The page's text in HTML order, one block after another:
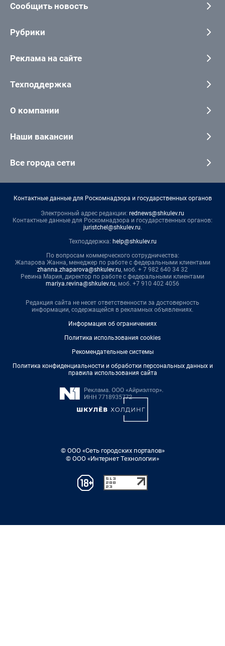
Сообщить новость
Рубрики
Реклама на сайте
Техподдержка
О компании
Наши вакансии
Все города сети
Контактные данные для Роскомнадзора и государственных органов
Электронный адрес редакции: rednews@shkulev.ru
Контактные данные для Роскомнадзора и государственных органов:
juristchel@shkulev.ru.
Техподдержка: help@shkulev.ru
По вопросам коммерческого сотрудничества:
Жапарова Жанна, менеджер по работе с федеральными клиентами
zhanna.zhaparova@shkulev.ru, моб. + 7 982 640 34 32
Ревина Мария, директор по работе с федеральными клиентами
mariya.revina@shkulev.ru, моб. +7 910 402 4056
Редакция сайта не несет ответственности за достоверность
информации, содержащейся в рекламных объявлениях.
Информация об ограничениях
Политика использования cookies
Рекомендательные системы
Политика конфиденциальности и обработки персональных данных и
правила использования сайта
© ООО «Сеть городских порталов»
© ООО «Интернет Технологии»